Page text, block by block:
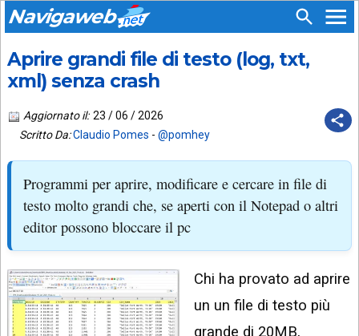
Navigaweb
HOME
SIAMO
SUPPORTO
CONTATTA
PIÙ
LETTI
ULTIMI
POST
ARCHIVIO
SEGUICI
SU:
APP
ANDROID
EMAIL
TELEGRAM
TIKTOK
YOUTUBE
X
Aprire grandi file di testo (log, txt,
xml) senza crash
Aggiornato il: 23 / 06 / 2026
Scritto Da:Claudio Pomes - @pomhey
Programmi per aprire, modificare e cercare in file di
testo molto grandi che, se aperti con il Notepad o altri
editor possono bloccare il pc
Chi ha provato ad aprire
un un file di testo più
grande di 20MB,